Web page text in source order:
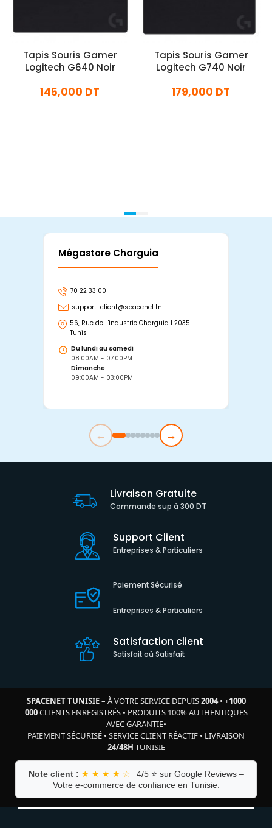
Tapis Souris Gamer
Logitech G640 Noir
145,000 DT
Tapis Souris Gamer
Logitech G740 Noir
179,000 DT
Mégastore Charguia
70 22 33 00
support-client@spacenet.tn
56, Rue de L'industrie Charguia I 2035 -
Tunis
Du lundi au samedi
08:00AM - 07:00PM
Dimanche
09:00AM - 03:00PM
← →
Livraison Gratuite
Commande sup à 300 DT
Support Client
Entreprises & Particuliers
Paiement Sécurisé
Entreprises & Particuliers
Satisfaction client
Satisfait où Satisfait
SPACENET TUNISIE– À VOTRE SERVICE DEPUIS2004• +1000
000CLIENTS ENREGISTRÉS• PRODUITS 100% AUTHENTIQUES
AVEC GARANTIE•
PAIEMENT SÉCURISÉ • SERVICE CLIENT RÉACTIF • LIVRAISON
24/48H TUNISIE
Note client : ★ ★ ★ ★ ☆
4/5 ⭐ sur Google Reviews –
Votre e-commerce de confiance en Tunisie.